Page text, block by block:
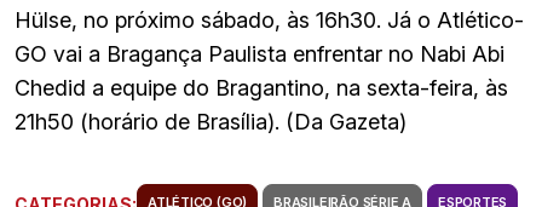
Hülse, no próximo sábado, às 16h30. Já o Atlético-
GO vai a Bragança Paulista enfrentar no Nabi Abi
Chedid a equipe do Bragantino, na sexta-feira, às
21h50 (horário de Brasília). (Da Gazeta)
ATLÉTICO (GO) BRASILEIRÃO SÉRIE A ESPORTES